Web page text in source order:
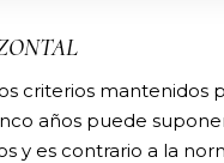
criterios
años puede
es contrario a la